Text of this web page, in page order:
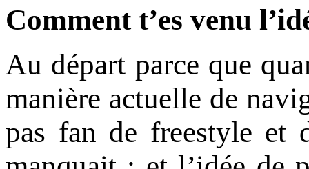
Comment t’es venu
Au départ parce que
manière actuelle de
pas fan de freestyle et